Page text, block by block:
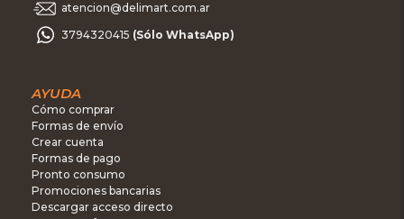
atencion@delimart.com.ar
3794320415 (Sólo WhatsApp)
AYUDA
Cómo comprar
Formas de envío
Crear cuenta
Formas de pago
Pronto consumo
Promociones bancarias
Descargar acceso directo